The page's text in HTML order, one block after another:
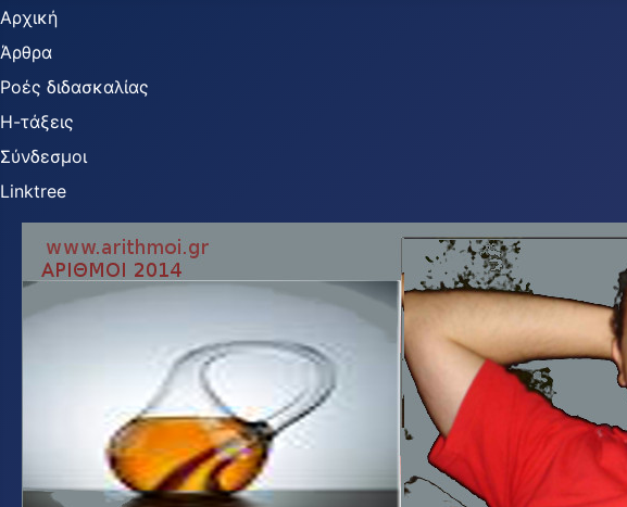
Αρχική
Άρθρα
Ροές διδασκαλίας
Η-τάξεις
Σύνδεσμοι
Linktree